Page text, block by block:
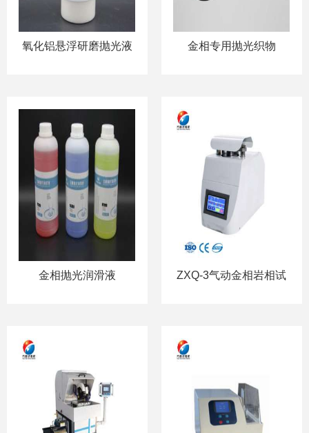
氧化铝悬浮研磨抛光液 金相专用抛光织物
金相抛光润滑液
ZXQ-3气动金相岩相试